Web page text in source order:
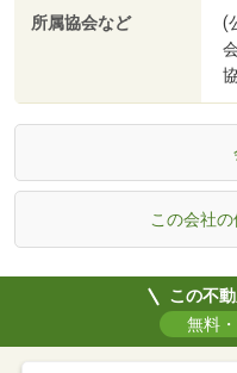
所属協会など
(
この会社
この不
無料